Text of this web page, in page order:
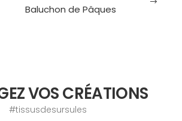
Baluchon de Pâques
VOS CRÉATIONS
#tissusdesursules